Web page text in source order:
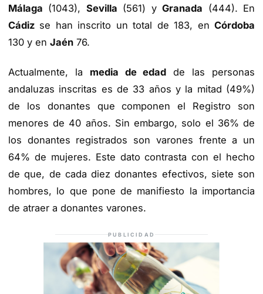
Málaga (1043), Sevilla (561) yGranada (444). En
Cádiz se han inscrito un total de 183, en Córdoba
130 y en Jaén 76.
Actualmente, la media de edad de las personas
andaluzas inscritas es de 33 años y la mitad (49%)
de los donantes que componen el Registro son
menores de 40 años. Sin embargo, solo el 36% de
los donantes registrados son varones frente a un
64% de mujeres. Este dato contrasta con el hecho
de que, de cada diez donantes efectivos, siete son
hombres, lo que pone de manifiesto la importancia
de atraer a donantes varones.
PUBLICIDAD